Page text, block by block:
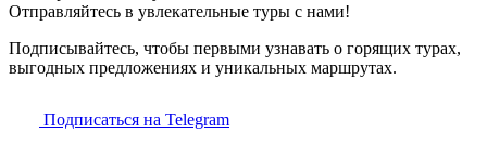
Отправляйтесь в увлекательные туры с нами!
Подписывайтесь, чтобы первыми узнавать о горящих турах,
выгодных предложениях и уникальных маршрутах.
Подписаться на Telegram